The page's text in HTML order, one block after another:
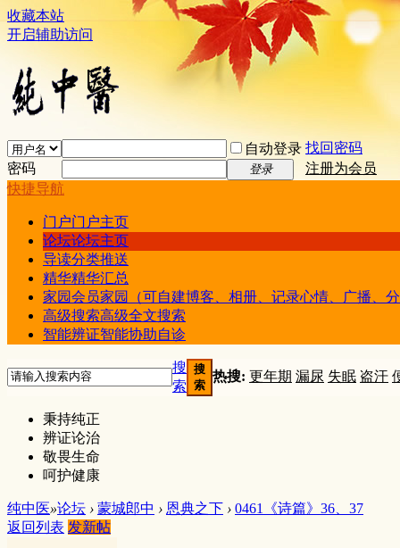
收藏本站
开启辅助访问
自动登录 找回密码
密码
登录
注册为会员
快捷导航
门户门户主页
论坛论坛主页
导读分类推送
精华精华汇总
家园会员家园（可自建博客、相册、记录心情、广播、
高级搜索高级全文搜索
智能辨证智能协助自诊
搜
索
搜
索
热搜: 更年期 漏尿 失眠 盗汗
秉持纯正
辨证论治
敬畏生命
呵护健康
纯中医»论坛 › 蒙城郎中 › 恩典之下 › 0461《诗篇》36、37
返回列表 发新帖